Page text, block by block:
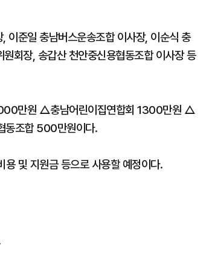
이준일 충남버스운송조합 이사장, 이순식 충
회장, 송갑산 천안중신용협동조합 이사장 등
만원 △충남어린이집연합회 1300만원 △
동조합 500만원이다.
및 지원금 등으로 사용할 예정이다.